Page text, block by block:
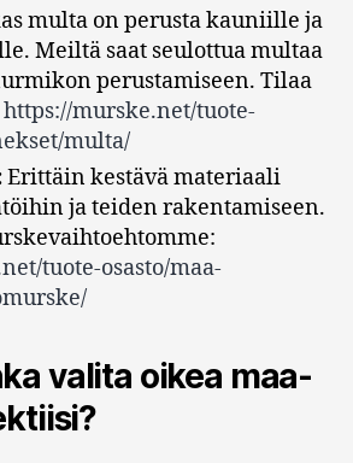
multa on perusta kauniille ja
Meiltä saat seulottua multaa
perustamiseen. Tilaa
https://murske.net/tuote-
multa/
Erittäin kestävä materiaali
ja teiden rakentamiseen.
tuote-osasto/maa-
valita oikea maa-